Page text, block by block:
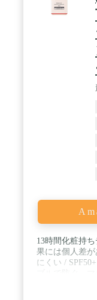
13時間化粧持
果には個人差
にくい /
新たに肌全体
搭載。湿度に